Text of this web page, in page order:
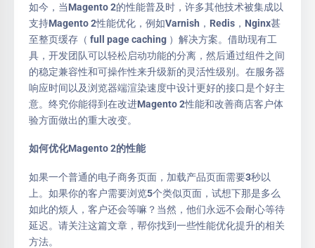
如今，当Magento 2的性能普及时，许多其他技术被集成以
支持Magento 2性能优化，例如Varnish，Redis，Nginx甚
至整页缓存（ full page caching ）解决方案。借助现有工
具，开发团队可以轻松启动功能的分离，然后通过组件之间
的稳定兼容性和可操作性来升级新的灵活性级别。在服务器
响应时间以及浏览器端渲染速度中设计更好的接口是个好主
意。终究你能得到在改进Magento 2性能和改善商店客户体
验方面做出的重大改变。
如何优化Magento 2的性能
如果一个普通的电子商务页面，加载产品页面需要3秒以
上。如果你的客户需要浏览5个类似页面，试想下那是多么
如此的烦人，客户还会等嘛？当然，他们永远不会耐心等待
延迟。请关注这篇文章，帮你找到一些性能优化提升的相关
方法。